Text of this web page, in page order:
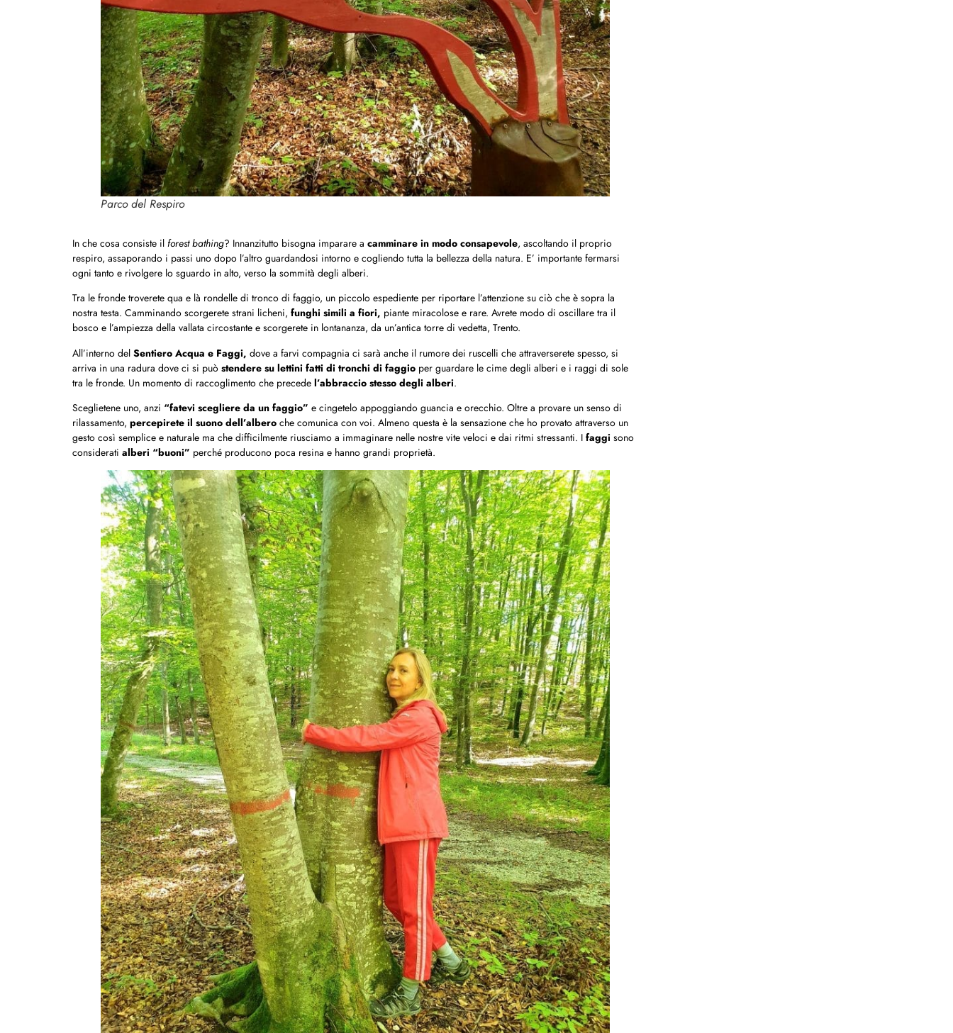
Parco del Respiro
In che cosa consiste il forest bathing? Innanzitutto bisogna imparare a camminare in modo consapevole, ascoltando il proprio
respiro, assaporando i passi uno dopo l’altro guardandosi intorno e cogliendo tutta la bellezza della natura. E’ importante fermarsi
ogni tanto e rivolgere lo sguardo in alto, verso la sommità degli alberi.
Tra le fronde troverete qua e là rondelle di tronco di faggio, un piccolo espediente per riportare l’attenzione su ciò che è sopra la
nostra testa. Camminando scorgerete strani licheni, funghi simili a fiori, piante miracolose e rare. Avrete modo di oscillare tra il
bosco e l’ampiezza della vallata circostante e scorgerete in lontananza, da un’antica torre di vedetta, Trento.
All’interno del Sentiero Acqua e Faggi, dove a farvi compagnia ci sarà anche il rumore dei ruscelli che attraverserete spesso, si
arriva in una radura dove ci si può stendere su lettini fatti di tronchi di faggio per guardare le cime degli alberi e i raggi di sole
tra le fronde. Un momento di raccoglimento che precede l’abbraccio stesso degli alberi.
Sceglietene uno, anzi “fatevi scegliere da un faggio” e cingetelo appoggiando guancia e orecchio. Oltre a provare un senso di
rilassamento, percepirete il suono dell’albero che comunica con voi. Almeno questa è la sensazione che ho provato attraverso un
gesto così semplice e naturale ma che difficilmente riusciamo a immaginare nelle nostre vite veloci e dai ritmi stressanti. I faggi sono
considerati alberi “buoni” perché producono poca resina e hanno grandi proprietà.